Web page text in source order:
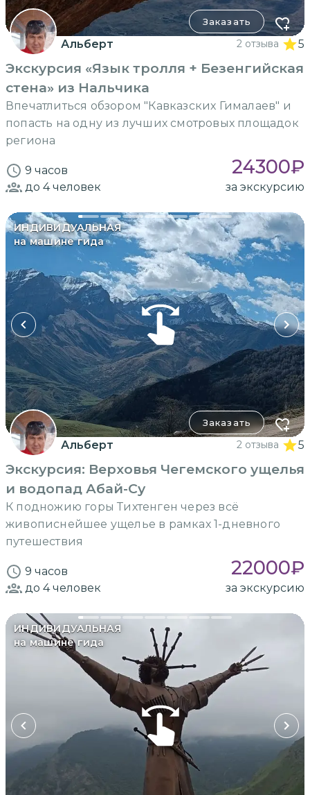
Заказать
Альберт 2 отзыва 5
Экскурсия «Язык тролля + Безенгийская
стена» из Нальчика
Впечатлиться обзором "Кавказских Гималаев" и
попасть на одну из лучших смотровых площадок
региона
9 часов 24300₽
до 4человек за экскурсию
ИНДИВИДУАЛЬНАЯ
на машине гида
Заказать
Альберт 2 отзыва 5
Экскурсия: Верховья Чегемского ущелья
и водопад Абай-Су
К подножию горы Тихтенген через всё
живописнейшее ущелье в рамках 1-дневного
путешествия
9 часов 22000₽
до 4человек за экскурсию
ИНДИВИДУАЛЬНАЯ
на машине гида